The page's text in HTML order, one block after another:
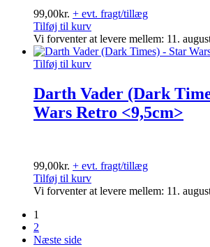
99,00kr. + evt. fragt/tillæg
Tilføj til kurv
Vi forventer at levere mellem: 11.
Tilføj til kurv
Darth Vader (Dark
Wars Retro <9,5cm>
99,00kr. + evt. fragt/tillæg
Tilføj til kurv
Vi forventer at levere mellem: 11.
1
2
Næste side